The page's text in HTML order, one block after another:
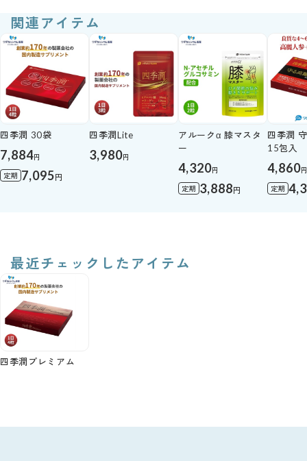
関連アイテム
四季潤 30袋
7,884円
定期 7,095円
四季潤Lite
3,980円
アルークα 膝マスタ
ー
4,320円
定期 3,888円
四季潤
15包入
4,860円
定期
最近チェックしたアイテム
四季潤プレミアム